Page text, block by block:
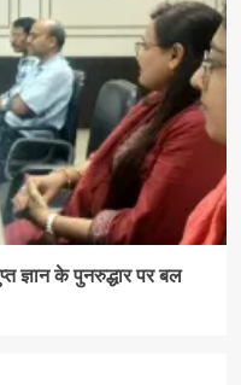
ज्ञान के पुनरुद्धार पर बल